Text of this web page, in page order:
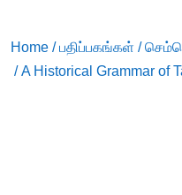
Home /பதிப்பகங்கள் /
/ A Historical Grammar of